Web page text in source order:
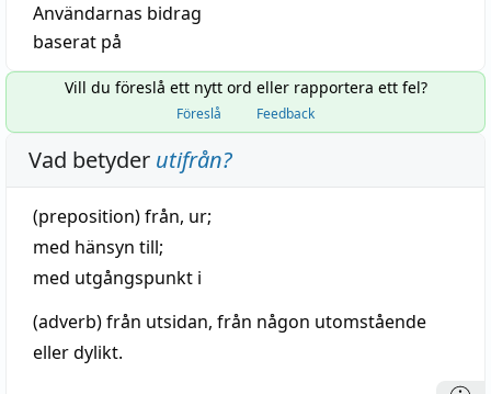
Användarnas bidrag
baserat på
Vill du föreslå ett nytt ord eller rapportera ett fel?
Föreslå Feedback
Vad betyder utifrån?
(preposition) från, ur;
med hänsyn till;
med utgångspunkt i
(adverb) från utsidan, från någon utomstående
eller dylikt.